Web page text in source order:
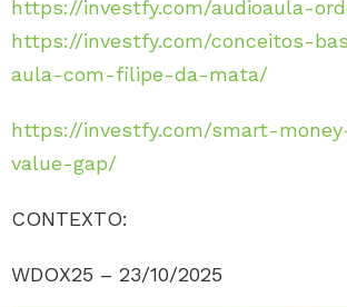
https://investfy.com/audioaula-
https://investfy.com/conceitos-
aula-com-filipe-da-mata/
https://investfy.com/smart-
value-gap/
CONTEXTO:
WDOX25 – 23/10/2025